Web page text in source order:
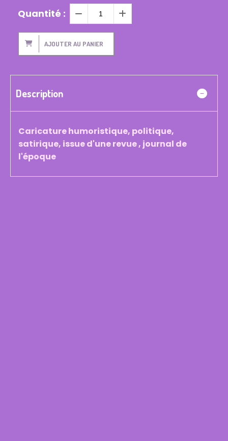
Quantité :
AJOUTER AU PANIER
Description
Caricature humoristique, politique,
satirique, issue d'une revue , journal de
l'époque